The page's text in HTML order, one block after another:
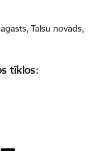
Talsu novads,
tīklos: